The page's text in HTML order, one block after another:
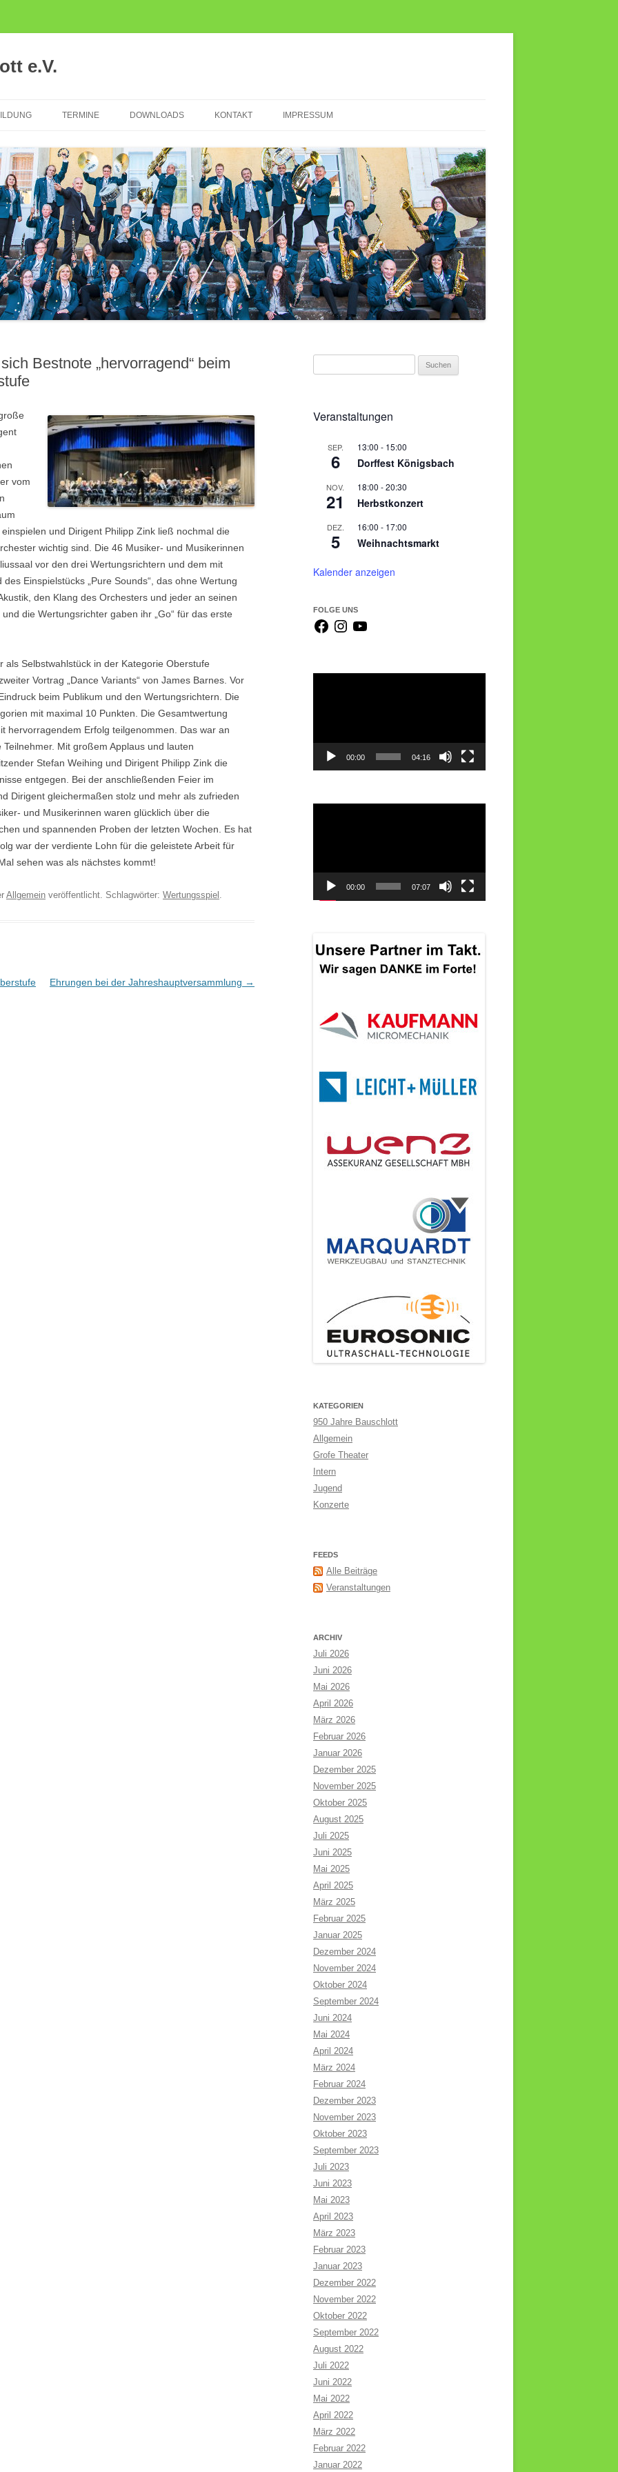
e.V.
TERMINE DOWNLOADS KONTAKT IMPRESSUM
Bestnote „hervorragend“ beim
vom
und Dirigent Philipp Zink ließ nochmal die
wichtig sind. Die 46 Musiker- und Musikerinnen
vor den drei Wertungsrichtern und dem mit
Einspielstücks „Pure Sounds“, das ohne Wertung
den Klang des Orchesters und jeder an seinen
die Wertungsrichter gaben ihr „Go“ für das erste
als Selbstwahlstück in der Kategorie Oberstufe
Vortrag „Dance Variants“ von James Barnes. Vor
beim Publikum und den Wertungsrichtern. Die
mit maximal 10 Punkten. Die Gesamtwertung
hervorragendem Erfolg teilgenommen. Das war an
Mit großem Applaus und lauten
Stefan Weihing und Dirigent Philipp Zink die
entgegen. Bei der anschließenden Feier im
Dirigent gleichermaßen stolz und mehr als zufrieden
und Musikerinnen waren glücklich über die
und spannenden Proben der letzten Wochen. Es hat
war der verdiente Lohn für die geleistete Arbeit für
sehen was als nächstes kommt!
Allgemein veröffentlicht. Schlagwörter: Wertungsspiel .
Ehrungen bei der Jahreshauptversammlung →
hVeranstaltungen
SEP.
6
13:00 - 15:00
Dorffest Königsbach
NOV.
21
18:00 -20:30
Herbstkonzert
DEZ.
5
16:00 - 17:00
Weihnachtsmarkt
Kalender anzeigen
FOLGE UNS
00:00 04:16
00:00 07:07
KATEGORIEN
950 Jahre Bauschlott
Allgemein
Grofe Theater
Intern
Jugend
Konzerte
FEEDS
Alle Beiträge
Veranstaltungen
ARCHIV
Juli 2026
Juni 2026
Mai 2026
April 2026
März 2026
Februar 2026
Januar 2026
Dezember 2025
November 2025
Oktober 2025
August 2025
Juli 2025
Juni 2025
Mai 2025
April 2025
März 2025
Februar 2025
Januar 2025
Dezember 2024
November 2024
Oktober 2024
September 2024
Juni 2024
Mai 2024
April 2024
März 2024
Februar 2024
Dezember 2023
November 2023
Oktober 2023
September 2023
Juli 2023
Juni 2023
Mai 2023
April 2023
März 2023
Februar 2023
Januar 2023
Dezember 2022
November 2022
Oktober 2022
September 2022
August 2022
Juli 2022
Juni 2022
Mai 2022
April 2022
März 2022
Februar 2022
Januar 2022